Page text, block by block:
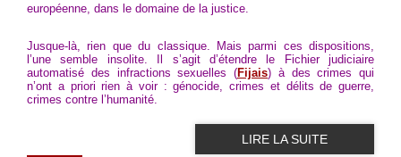
européenne, dans le domaine de la justice.
Jusque-là, rien que du classique. Mais parmi ces dispositions,
l’une semble insolite. Il s’agit d’étendre le Fichier judiciaire
automatisé des infractions sexuelles (Fijais) à des crimes qui
n’ont a priori rien à voir : génocide, crimes et délits de guerre,
crimes contre l’humanité.
LIRE LA SUITE